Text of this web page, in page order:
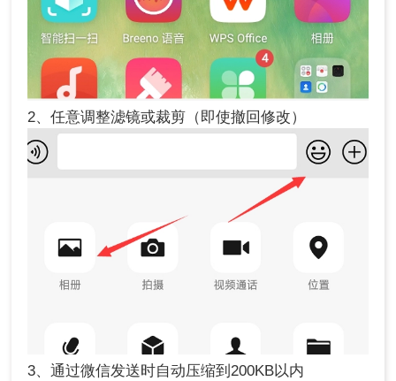
2、任意调整滤镜或裁剪（即使撤回修改）
3、通过微信发送时自动压缩到200KB以内